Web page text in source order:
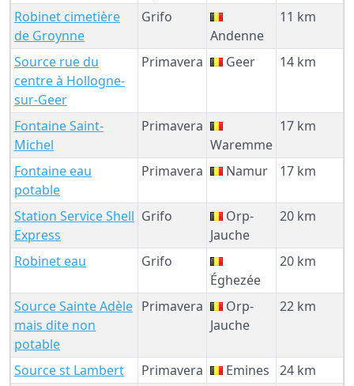
Robinet cimetière
de Groynne
Grifo
Andenne
11 km
Source rue du
centre à Hollogne-
sur-Geer
Primavera Geer 14 km
Fontaine Saint-
Michel
Primavera
Waremme
17 km
Fontaine eau
potable
Primavera Namur 17 km
Station Service Shell
Express
Grifo
Orp-
Jauche
20 km
Robinet eau
Grifo
Éghezée
20 km
Source Sainte Adèle
mais dite non
potable
Primavera
Orp-
Jauche
22 km
Source st Lambert Primavera Emines
24 km